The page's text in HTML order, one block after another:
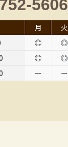
5606
月 火
◎ ◎
◎ ◎
ー ー